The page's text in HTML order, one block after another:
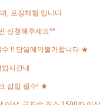
, 포장체험 입니다
신청해주세요^^
!! 당일예약불가합니다 ★
시간내
삽입 필수! ★